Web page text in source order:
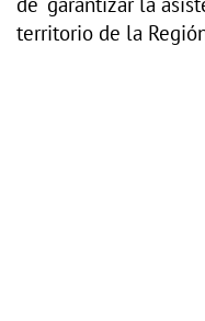
territorio de la